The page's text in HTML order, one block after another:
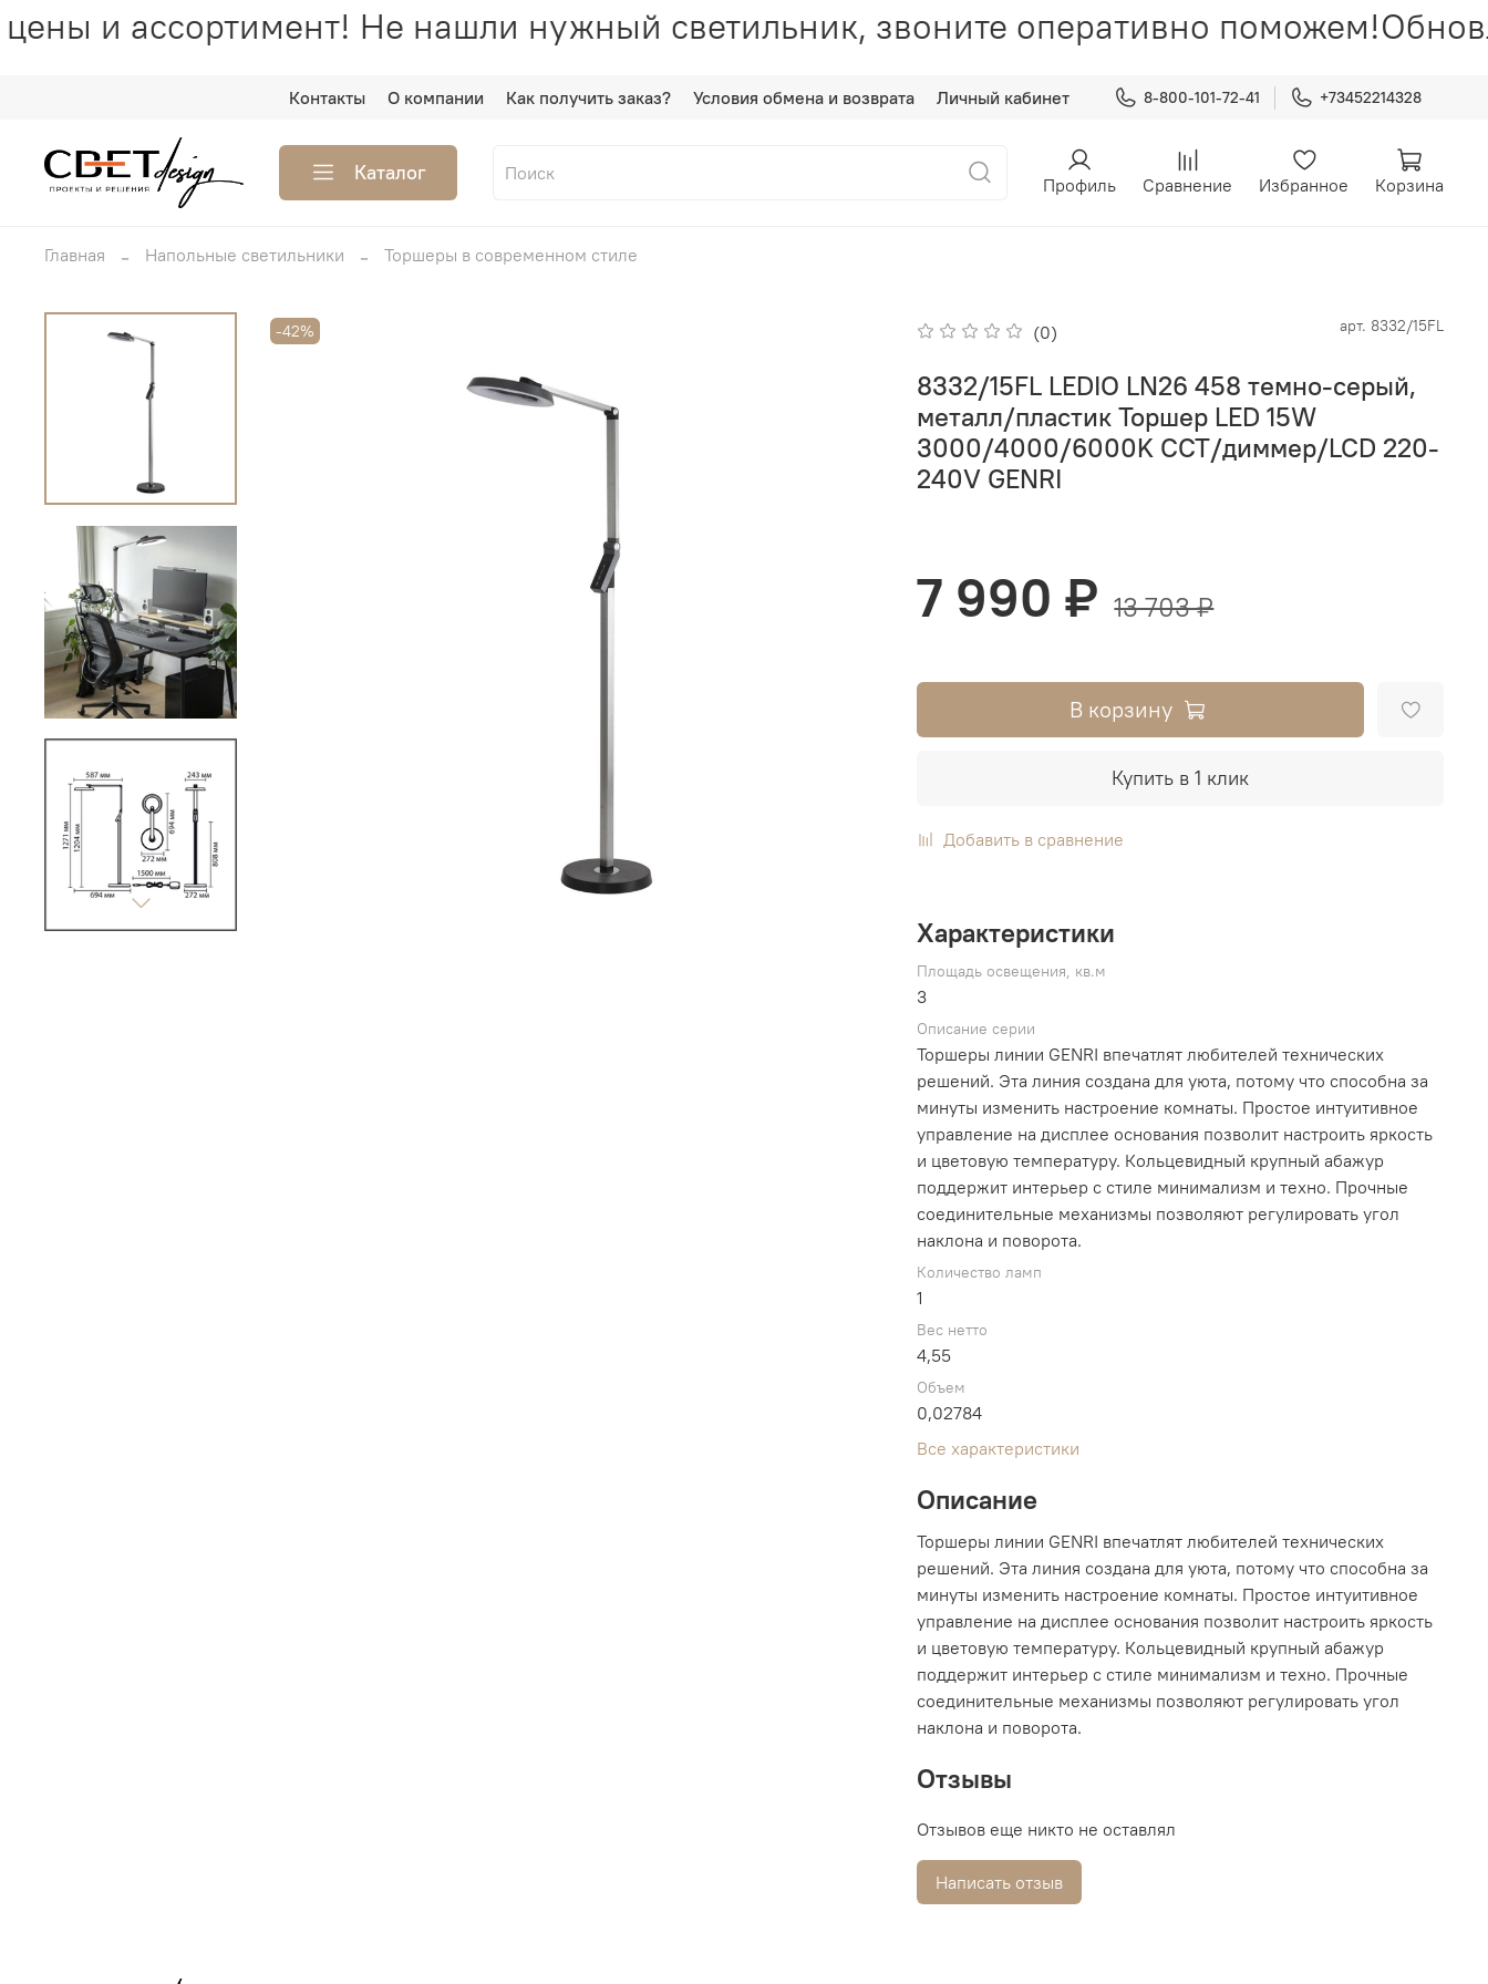
и ассортимент! Не нашли нужный светильник, звоните оперативно поможем!
Контакты О компании Как получить заказ? Условия обмена и возврата Личный кабинет 8-800-101-72-41 +73452214328
Каталог Профиль Сравнение Избранное Корзина
Главная Напольные светильники Торшеры в современном стиле
-42% (0) арт. 8332/15FL
8332/15FL LEDIO LN26 458 темно-серый,
металл/пластик Торшер LED 15W
3000/4000/6000K ССТ/диммер/LCD 220-
240V GENRI
7 990 ₽ 13 703 ₽
В корзину
Купить в 1 клик
Добавить в сравнение
Характеристики
Площадь освещения, кв.м
3
Описание серии
Торшеры линии GENRI впечатлят любителей технических
решений. Эта линия создана для уюта, потому что способна за
минуты изменить настроение комнаты. Простое интуитивное
управление на дисплее основания позволит настроить яркость
и цветовую температуру. Кольцевидный крупный абажур
поддержит интерьер с стиле минимализм и техно. Прочные
соединительные механизмы позволяют регулировать угол
наклона и поворота.
Количество ламп
1
Вес нетто
4,55
Объем
0,02784
Все характеристики
Описание
Торшеры линии GENRI впечатлят любителей технических
решений. Эта линия создана для уюта, потому что способна за
минуты изменить настроение комнаты. Простое интуитивное
управление на дисплее основания позволит настроить яркость
и цветовую температуру. Кольцевидный крупный абажур
поддержит интерьер с стиле минимализм и техно. Прочные
соединительные механизмы позволяют регулировать угол
наклона и поворота.
Отзывы
Отзывов еще никто не оставлял
Написать отзыв